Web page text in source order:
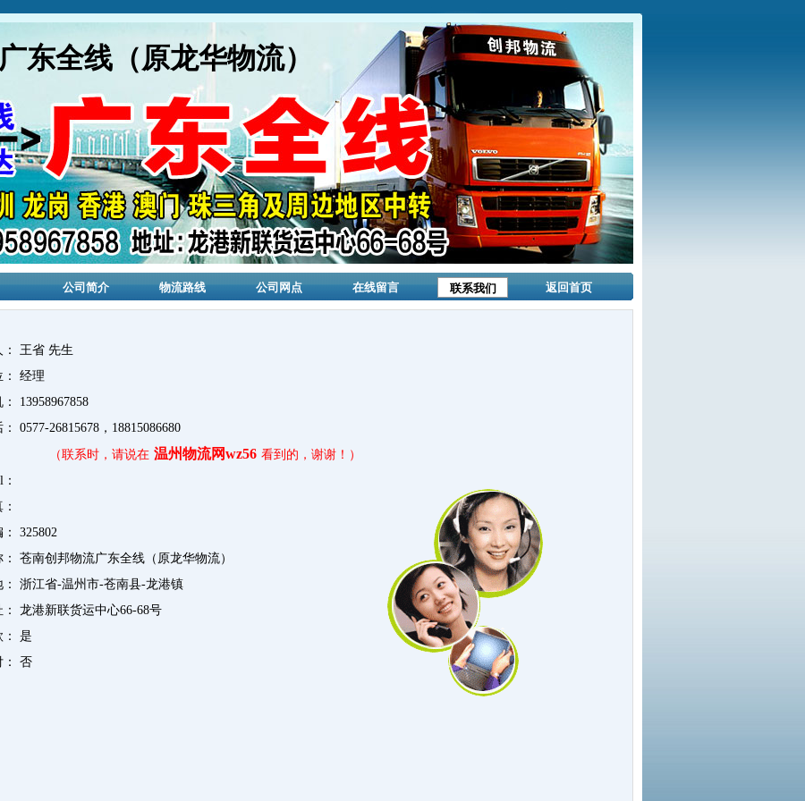
东全线（原龙华物流）
公司简介 物流路线 公司网点 在线留言 联系我们 返回首页
王省 先生
经理
13958967858
0577-26815678，18815086680
（联系时，请说在 温州物流网wz56 看到的，谢谢！）
325802
苍南创邦物流广东全线（原龙华物流）
浙江省-温州市-苍南县-龙港镇
龙港新联货运中心66-68号
是
否